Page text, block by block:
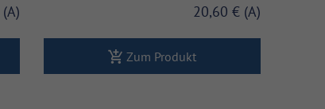
20,60 €
Zum Produkt